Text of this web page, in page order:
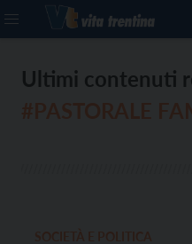
Ultimi contenuti